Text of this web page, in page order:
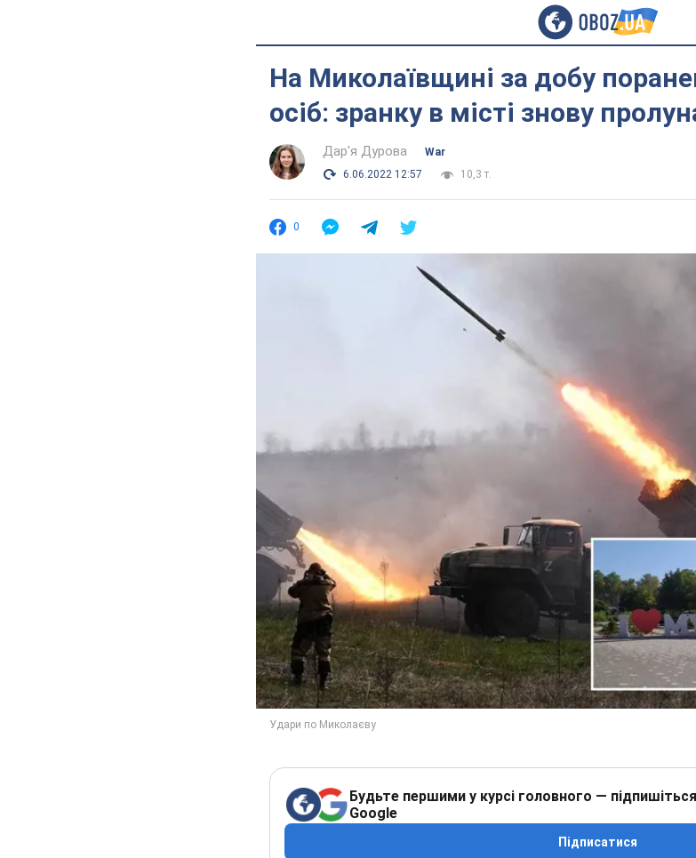
На Миколаївщині за добу
осіб: зранку в місті знову
Дар'я Дурова
War
6.06.2022 12:57
10,3 т.
0
Будьте першими у курсі головного —
Google
Підписатися